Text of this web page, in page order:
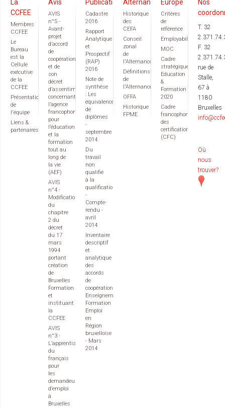
La
CCFEE
Membres
CCFEE
Le
Bureau
est la
Cellule
exécutive
de la
CCFEE
Présentation
de
l'équipe
Liens &
partenaires
Avis
AVIS
n°5 -
Avant-
projet
d’accord
de
coopération
et de
son
décret
d’assentiment
concernant
l’agence
francophone
pour
l’éducation
et la
formation
tout au
long de
la vie
(AEF)
AVIS
n°4 -
Modification
du
chapitre
2 du
décret
du 17
mars
1994
portant
création
de
Bruxelles
Formation
et
instituant
la
CCFEE
AVIS
n°3 -
L’apprentissage
du
français
pour
les
demandeurs
d’emploi
à
Bruxelles
Publications
Cadastre
2016
Rapport
Analytique
et
Prospectif
(RAP)
2016
Note de
synthèse
: Les
équivalences
de
diplômes
-
septembre
2014
Du
travail
non
qualifié
à la
qualification
-
Compte-
rendu -
avril
2014
Inventaire
descriptif
et
analytique
des
accords
de
coopération
Enseignement
Formation
Emploi
en
Région
bruxelloise
- Mars
2014
Alternance
Historique
des
CEFA
Conseil
zonal
de
l'Alternance
Définitions
de
l'Alternance
OFFA
Historique
FPME
Europe
Critères
de
référence
Employabilité
MOC
Cadre
stratégique
Education
&
Formation
2020
Cadre
francophone
des
certifications
(CFC)
Nos
T. 32
F. 32
rue de
Stalle,
67 à
1180
Bruxelles
Où
nous
trouver?